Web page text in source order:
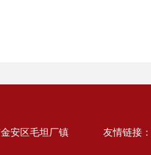
安区毛坦厂镇
友情链接：